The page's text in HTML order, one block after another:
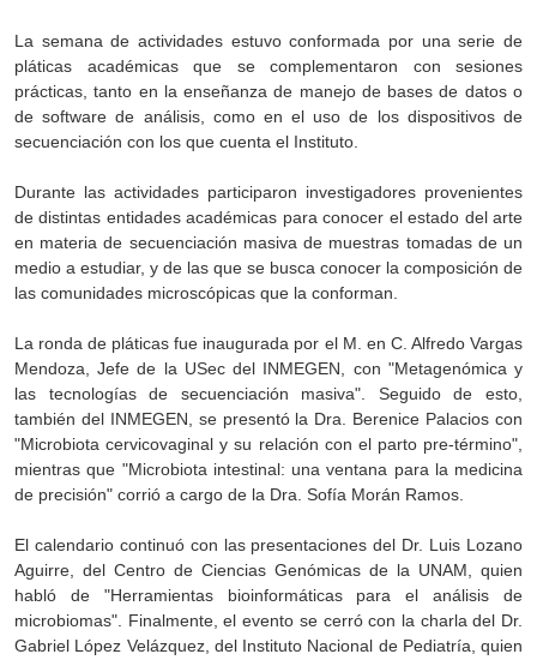
La semana de actividades estuvo conformada por una serie de
pláticas académicas que se complementaron con sesiones
prácticas, tanto en la enseñanza de manejo de bases de datos o
de software de análisis, como en el uso de los dispositivos de
secuenciación con los que cuenta el Instituto.
Durante las actividades participaron investigadores provenientes
de distintas entidades académicas para conocer el estado del arte
en materia de secuenciación masiva de muestras tomadas de un
medio a estudiar, y de las que se busca conocer la composición de
las comunidades microscópicas que la conforman.
La ronda de pláticas fue inaugurada por el M. en C. Alfredo Vargas
Mendoza, Jefe de la USec del INMEGEN, con "Metagenómica y
las tecnologías de secuenciación masiva". Seguido de esto,
también del INMEGEN, se presentó la Dra. Berenice Palacios con
"Microbiota cervicovaginal y su relación con el parto pre-término",
mientras que "Microbiota intestinal: una ventana para la medicina
de precisión" corrió a cargo de la Dra. Sofía Morán Ramos.
El calendario continuó con las presentaciones del Dr. Luis Lozano
Aguirre, del Centro de Ciencias Genómicas de la UNAM, quien
habló de "Herramientas bioinformáticas para el análisis de
microbiomas". Finalmente, el evento se cerró con la charla del Dr.
Gabriel López Velázquez, del Instituto Nacional de Pediatría, quien